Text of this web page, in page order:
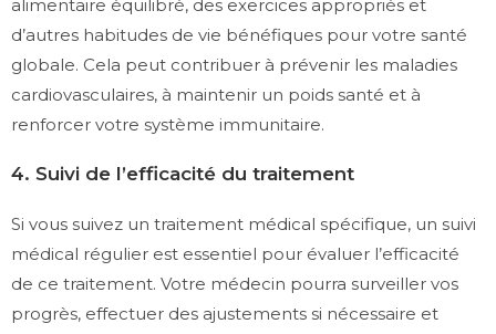
alimentaire équilibré, des exercices appropriés et
d’autres habitudes de vie bénéfiques pour votre santé
globale. Cela peut contribuer à prévenir les maladies
cardiovasculaires, à maintenir un poids santé et à
renforcer votre système immunitaire.
4. Suivi de l’efficacité du traitement
Si vous suivez un traitement médical spécifique, un suivi
médical régulier est essentiel pour évaluer l’efficacité
de ce traitement. Votre médecin pourra surveiller vos
progrès, effectuer des ajustements si nécessaire et